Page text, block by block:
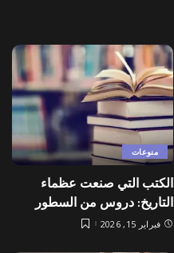
منوعات
الكتب التي صنعت عظماء
التاريخ: دروس من السطور
فبراير 15, 2026